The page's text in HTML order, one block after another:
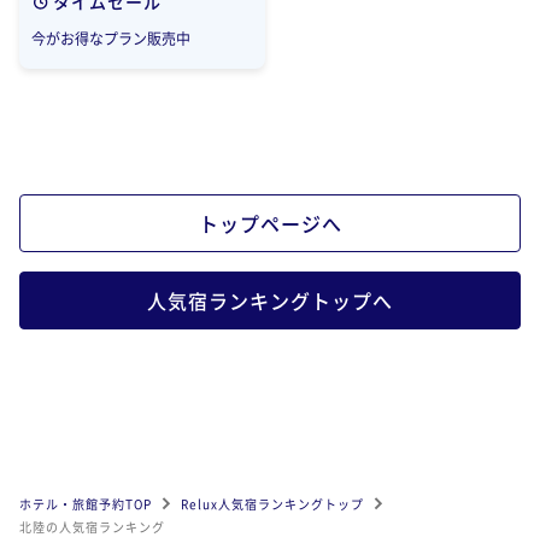
今がお得なプラン販売中
トップページへ
人気宿ランキングトップへ
ホテル・旅館予約TOP
Relux人気宿ランキングトップ
北陸の人気宿ランキング